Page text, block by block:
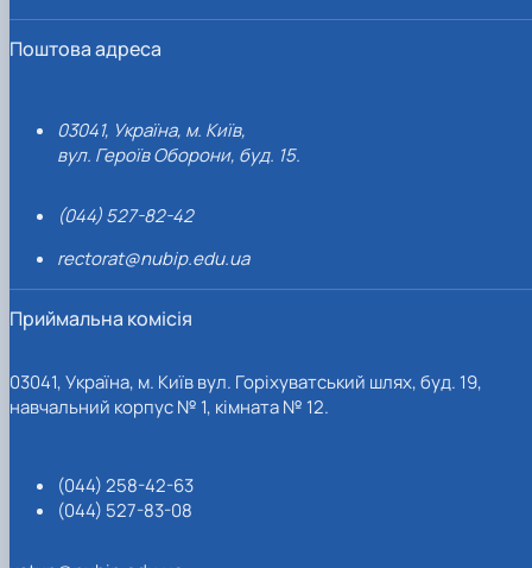
Поштова адреса
03041, Україна, м. Київ,
вул. Героїв Оборони, буд. 15.
(044) 527-82-42
rectorat@nubip.edu.ua
Приймальна комісія
03041, Україна, м. Київ вул. Горіхуватський шлях, буд. 19,
навчальний корпус № 1, кімната № 12.
(044) 258-42-63
(044) 527-83-08